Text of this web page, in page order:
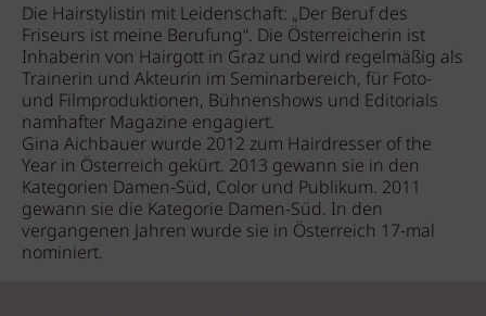
Die Hairstylistin mit Leidenschaft: „Der Beruf des
Friseurs ist meine Berufung“. Die Österreicherin ist
Inhaberin von Hairgott in Graz und wird regelmäßig als
Trainerin und Akteurin im Seminarbereich, für Foto-
und Filmproduktionen, Bühnenshows und Editorials
namhafter Magazine engagiert.
Gina Aichbauer wurde 2012 zum Hairdresser of the
Year in Österreich gekürt. 2013 gewann sie in den
Kategorien Damen-Süd, Color und Publikum. 2011
gewann sie die Kategorie Damen-Süd. In den
vergangenen Jahren wurde sie in Österreich 17-mal
nominiert.